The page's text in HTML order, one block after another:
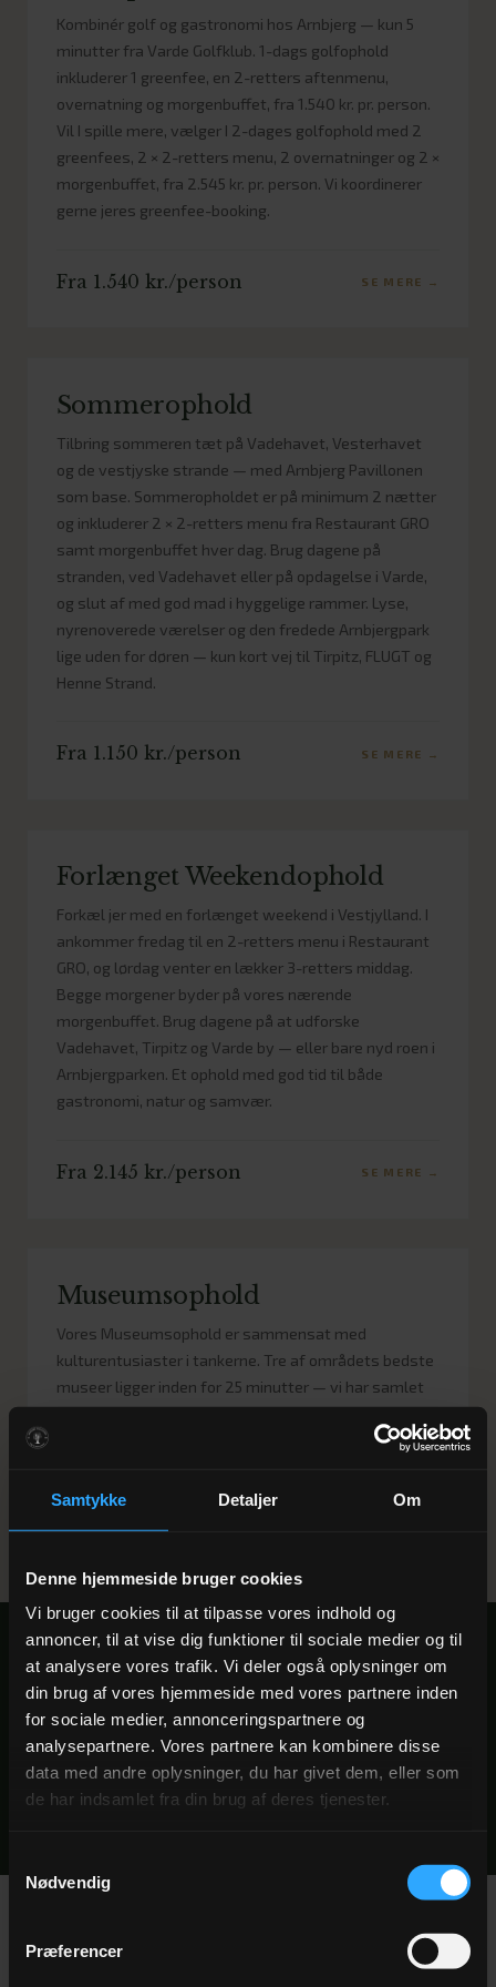
Samtykke Detaljer Om
Denne hjemmeside bruger cookies
Vi bruger cookies til at tilpasse vores indhold og
annoncer, til at vise dig funktioner til sociale medier og til
at analysere vores trafik. Vi deler også oplysninger om
din brug af vores hjemmeside med vores partnere inden
for sociale medier, annonceringspartnere og
analysepartnere. Vores partnere kan kombinere disse
data med andre oplysninger, du har givet dem, eller som
de har indsamlet fra din brug af deres tjenester.
Nødvendig
Præferencer
Kombinér golf og gastronomi hos Arnbjerg — kun 5
minutter fra Varde Golfklub. 1-dags golfophold
inkluderer 1 greenfee, en 2-retters aftenmenu,
overnatning og morgenbuffet, fra 1.540 kr. pr. person.
Vil I spille mere, vælger I 2-dages golfophold med 2
greenfees, 2 × 2-retters menu, 2 overnatninger og 2 ×
morgenbuffet, fra 2.545 kr. pr. person. Vi koordinerer
gerne jeres greenfee-booking.
Fra 1.540 kr./person SE MERE →
Sommerophold
Tilbring sommeren tæt på Vadehavet, Vesterhavet
og de vestjyske strande — med Arnbjerg Pavillonen
som base. Sommeropholdet er på minimum 2 nætter
og inkluderer 2 × 2-retters menu fra Restaurant GRO
samt morgenbuffet hver dag. Brug dagene på
stranden, ved Vadehavet eller på opdagelse i Varde,
og slut af med god mad i hyggelige rammer. Lyse,
nyrenoverede værelser og den fredede Arnbjergpark
lige uden for døren — kun kort vej til Tirpitz, FLUGT og
Henne Strand.
Fra 1.150 kr./person SE MERE →
Forlænget Weekendophold
Forkæl jer med en forlænget weekend i Vestjylland. I
ankommer fredag til en 2-retters menu i Restaurant
GRO, og lørdag venter en lækker 3-retters middag.
Begge morgener byder på vores nærende
morgenbuffet. Brug dagene på at udforske
Vadehavet, Tirpitz og Varde by — eller bare nyd roen i
Arnbjergparken. Et ophold med god tid til både
gastronomi, natur og samvær.
Fra 2.145 kr./person SE MERE →
Museumsophold
Vores Museumsophold er sammensat med
kulturentusiaster i tankerne. Tre af områdets bedste
museer ligger inden for 25 minutter — vi har samlet
entrébilletter, overnatning og middag i én pakke.
Findjeres ophold
Book direkte i vores online system og få bekræftelse på
sekundet — eller ring til os hvis I har spørgsmål.
Book direkte →